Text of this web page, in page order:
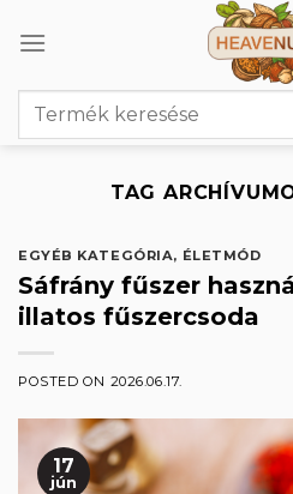
Keresés
TAG
EGYÉB KATEGÓRIA, ÉLETMÓD
Sáfrány fűszer
illatos fűszercsoda
POSTED ON 2026.06.17.
17
jún